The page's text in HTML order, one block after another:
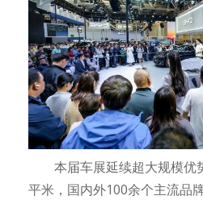
本届车展延续超大规模优
平米，国内外100余个主流品